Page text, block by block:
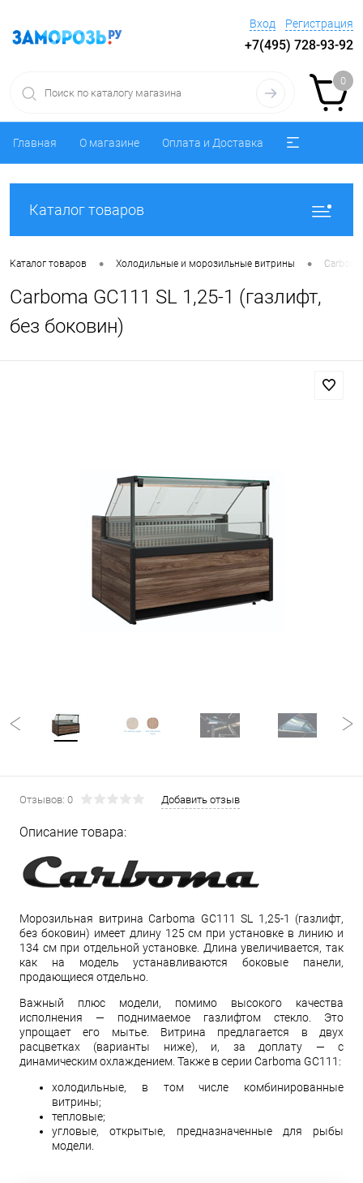
Вход Регистрация
+7(495) 728-93-92
0
Главная О магазине Оплата и Доставка
Каталог товаров
Каталог товаров • Холодильные и морозильные витрины •
Carboma GC111 SL 1,25-1 (газлифт,
без боковин)
Отзывов: 0 Добавить отзыв
Описание товара:
Морозильная витрина Carboma GC111 SL 1,25-1 (газлифт,
без боковин) имеет длину 125 см при установке в линию и
134 см при отдельной установке. Длина увеличивается, так
как на модель устанавливаются боковые панели,
продающиеся отдельно.
Важный плюс модели, помимо высокого качества
исполнения — поднимаемое газлифтом стекло. Это
упрощает его мытье. Витрина предлагается в двух
расцветках (варианты ниже), и, за доплату — с
динамическим охлаждением. Также в серии Carboma GC111:
холодильные, в том числе комбинированные
витрины;
тепловые;
угловые, открытые, предназначенные для рыбы
модели.